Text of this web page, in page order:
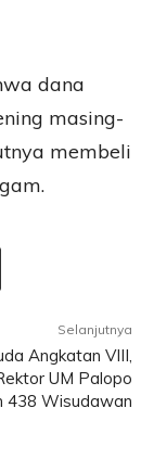
dana
masing-
membeli
Selanjutnya
Angkatan VIII,
UM Palopo
438 Wisudawan